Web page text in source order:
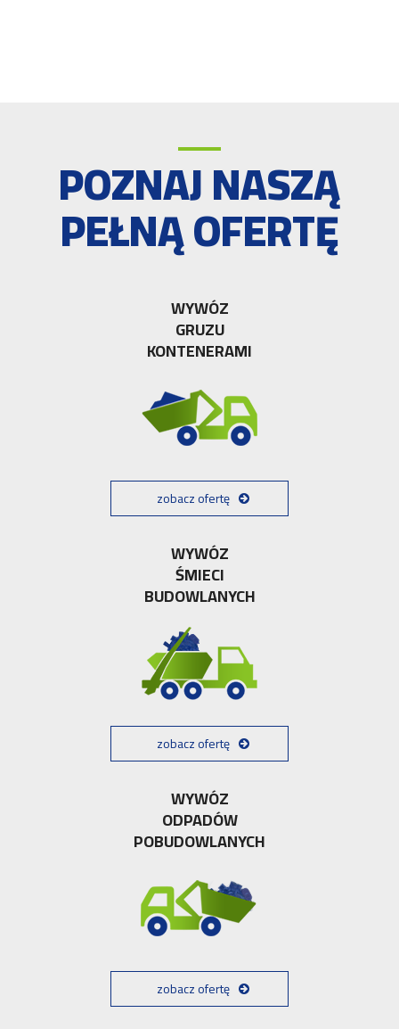
POZNAJ NASZĄ
PEŁNĄ OFERTĘ
WYWÓZ
GRUZU
KONTENERAMI
zobacz ofertę
WYWÓZ
ŚMIECI
BUDOWLANYCH
zobacz ofertę
WYWÓZ
ODPADÓW
POBUDOWLANYCH
zobacz ofertę